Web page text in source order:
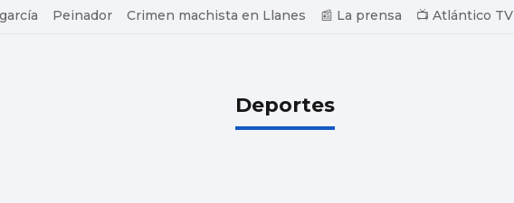
Peinador Crimen machista en Llanes 📰 La prensa 📺 Atlántico TV
Deportes